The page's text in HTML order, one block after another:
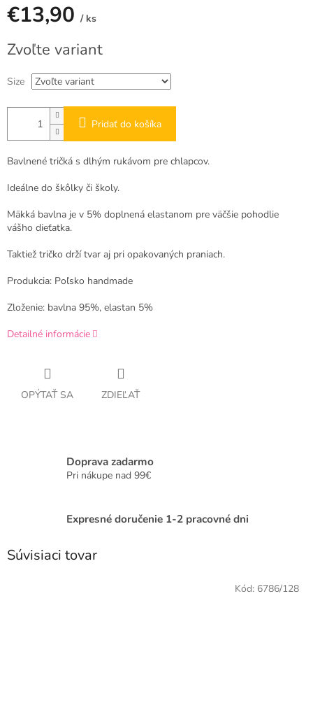
€13,90 / ks
cena:
Zvoľte variant
Size
Pridať do košíka
Bavlnené tričká s dlhým rukávom pre chlapcov.
Ideálne do škôlky či školy.
Mäkká bavlna je v 5% doplnená elastanom pre väčšie pohodlie
vášho dieťatka.
Taktiež tričko drží tvar aj pri opakovaných praniach.
Produkcia: Poľsko handmade
Zloženie: bavlna 95%, elastan 5%
Detailné informácie
OPÝTAŤ SA ZDIEĽAŤ
Doprava zadarmo
Pri nákupe nad 99€
Expresné doručenie 1-2 pracovné dni
Súvisiaci tovar
Kód: 6786/128